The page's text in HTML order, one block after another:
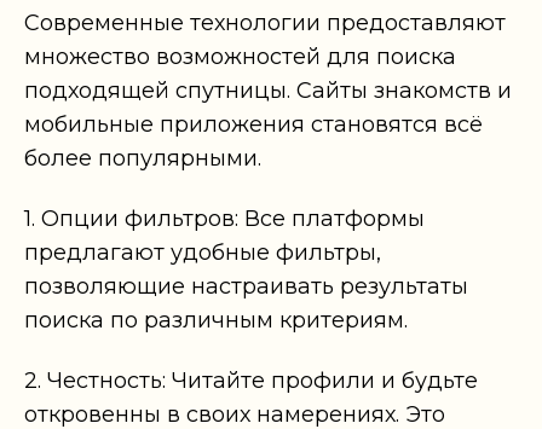
Современные технологии предоставляют
множество возможностей для поиска
подходящей спутницы. Сайты знакомств и
мобильные приложения становятся всё
более популярными.
1. Опции фильтров: Все платформы
предлагают удобные фильтры,
позволяющие настраивать результаты
поиска по различным критериям.
2. Честность: Читайте профили и будьте
откровенны в своих намерениях. Это